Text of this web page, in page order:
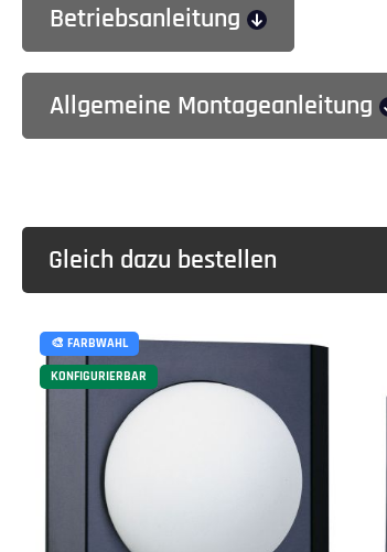
Betriebsanleitung
Allgemeine Montageanleitung
Gleich dazu bestellen
🎨 FARBWAHL
KONFIGURIERBAR